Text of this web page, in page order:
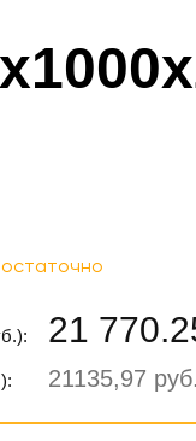
21
21135,97